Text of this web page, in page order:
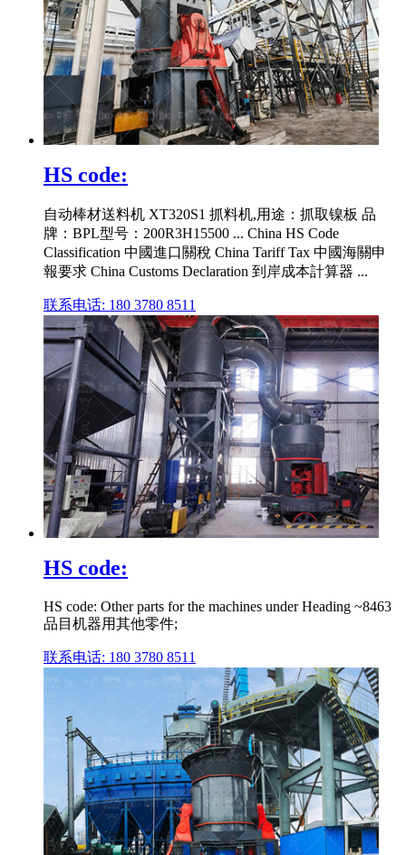
HS code:
自动棒材送料机 XT320S1 抓料机,用途：抓取镍板 品
牌：BPL型号：200R3H15500 ... China HS Code
Classification 中國進口關稅 China Tariff Tax 中國海關申
報要求 China Customs Declaration 到岸成本計算器 ...
联系电话: 180 3780 8511
HS code:
HS code: Other parts for the machines under Heading ~8463
品目机器用其他零件;
联系电话: 180 3780 8511